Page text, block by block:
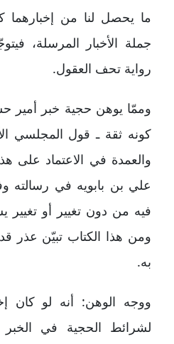
ما يحصل لنا من
جملة الأخبار المرسلة،
رواية تحف العقول.
وممّا يوهن حجية خبر أمير
كونه ثقة ـ قول المجلسي
والعمدة في الاعتماد على
علي بن بابويه في رسالته
فيه من دون تغيير أو
ومن هذا الكتاب تبيّن عذر
به.
ووجه الوهن: أنه لو كان
لشرائط الحجية في الخبر